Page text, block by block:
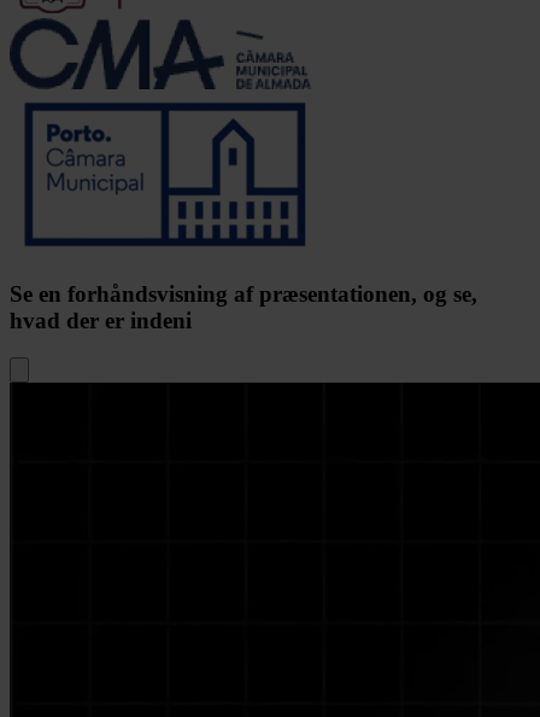
Se en forhåndsvisning af præsentationen, og se,
hvad der er indeni